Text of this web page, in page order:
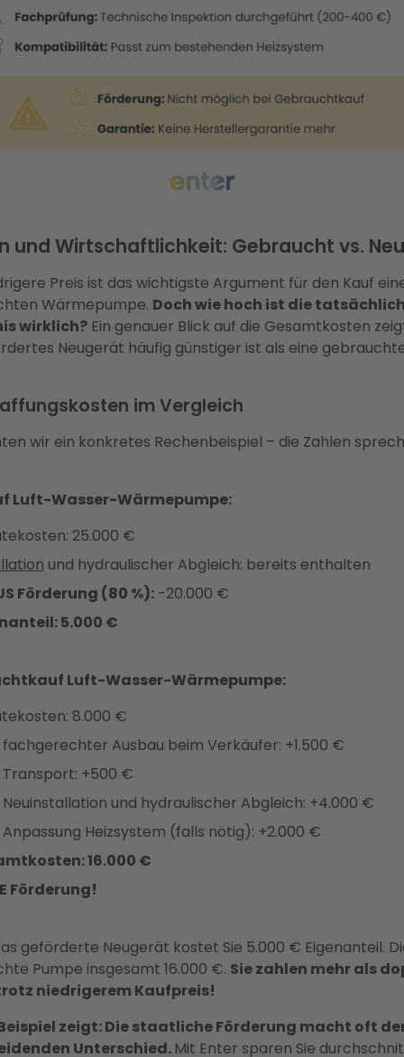
und Wirtschaftlichkeit: Gebraucht vs. Neu
Preis ist das wichtigste Argument für den Kauf
Wärmepumpe. Doch wie hoch ist die
wirklich?Ein genauer Blick auf die Gesamtkosten
Neugerät häufig günstiger ist als eine
im Vergleich
wir ein konkretes Rechenbeispiel – die Zahlen
Luft-Wasser-Wärmepumpe:
25.000 €
und hydraulischer Abgleich: bereits enthalten
Förderung (80 %):-20.000 €
5.000 €
Luft-Wasser-Wärmepumpe:
8.000 €
fachgerechter Ausbau beim Verkäufer: +1.500 €
Transport: +500 €
Neuinstallation und hydraulischer Abgleich: +4.000 €
Anpassung Heizsystem (falls nötig): +2.000 €
16.000 €
Förderung!
geförderte Neugerät kostet Sie 5.000 € Eigenanteil.
Pumpe insgesamt 16.000 €. Sie zahlen mehr als
niedrigerem Kaufpreis!
zeigt: Die staatliche Förderung macht oft
Unterschied. Mit Enter sparen Sie